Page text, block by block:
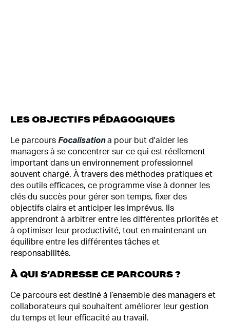
LES OBJECTIFS PÉDAGOGIQUES
Le parcours Focalisationa pour but d'aider les
managers à se concentrer sur ce qui est réellement
important dans un environnement professionnel
souvent chargé. À travers des méthodes pratiques et
des outils efficaces, ce programme vise à donner les
clés du succès pour gérer son temps, fixer des
objectifs clairs et anticiper les imprévus. Ils
apprendront à arbitrer entre les différentes priorités et
à optimiser leur productivité, tout en maintenant un
équilibre entre les différentes tâches et
responsabilités.
À QUI S’ADRESSE CE PARCOURS ?
Ce parcours est destiné à l’ensemble des managers et
collaborateurs qui souhaitent améliorer leur gestion
du temps et leur efficacité au travail.